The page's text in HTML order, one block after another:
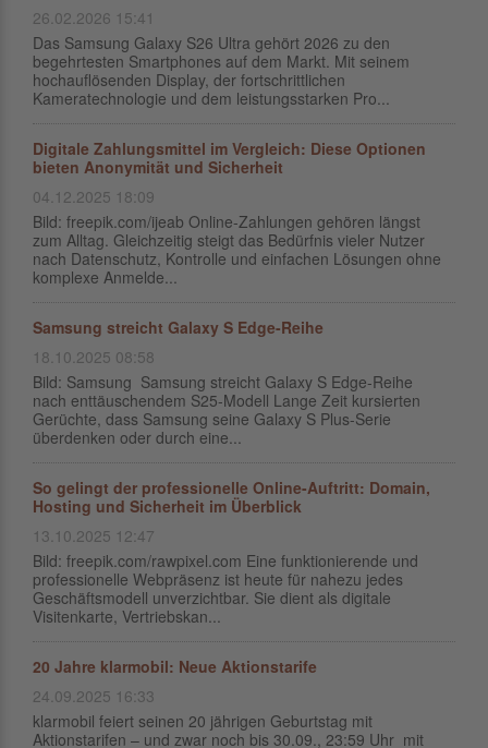
26.02.2026 15:41
Das Samsung Galaxy S26 Ultra gehört 2026 zu den
begehrtesten Smartphones auf dem Markt. Mit seinem
hochauflösenden Display, der fortschrittlichen
Kameratechnologie und dem leistungsstarken Pro...
Digitale Zahlungsmittel im Vergleich: Diese Optionen
bieten Anonymität und Sicherheit
04.12.2025 18:09
Bild: freepik.com/ijeab Online-Zahlungen gehören längst
zum Alltag. Gleichzeitig steigt das Bedürfnis vieler Nutzer
nach Datenschutz, Kontrolle und einfachen Lösungen ohne
komplexe Anmelde...
Samsung streicht Galaxy S Edge-Reihe
18.10.2025 08:58
Bild: Samsung Samsung streicht Galaxy S Edge-Reihe
nach enttäuschendem S25-Modell Lange Zeit kursierten
Gerüchte, dass Samsung seine Galaxy S Plus-Serie
überdenken oder durch eine...
So gelingt der professionelle Online-Auftritt: Domain,
Hosting und Sicherheit im Überblick
13.10.2025 12:47
Bild: freepik.com/rawpixel.com Eine funktionierende und
professionelle Webpräsenz ist heute für nahezu jedes
Geschäftsmodell unverzichtbar. Sie dient als digitale
Visitenkarte, Vertriebskan...
20 Jahre klarmobil: Neue Aktionstarife
24.09.2025 16:33
klarmobil feiert seinen 20 jährigen Geburtstag mit
Aktionstarifen – und zwar noch bis 30.09., 23:59 Uhr mit